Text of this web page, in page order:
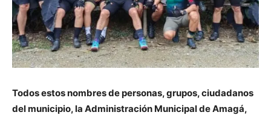
Todos estos nombres de personas, grupos, ciudadanos
del municipio, la Administración Municipal de Amagá,